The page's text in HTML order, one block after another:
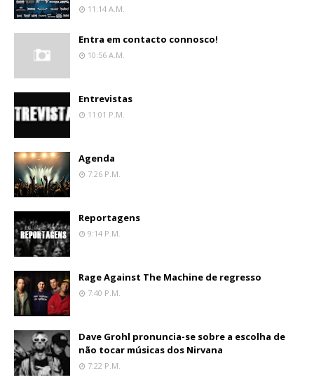
11:14 A.m.
Entra em contacto connosco!
10:56 A.m.
Entrevistas
11:01 P.m.
Agenda
7:26 P.m.
Reportagens
9:14 P.m.
Rage Against The Machine de regresso
7:40 P.m.
Dave Grohl pronuncia-se sobre a escolha de
não tocar músicas dos Nirvana
7:22 P.m.